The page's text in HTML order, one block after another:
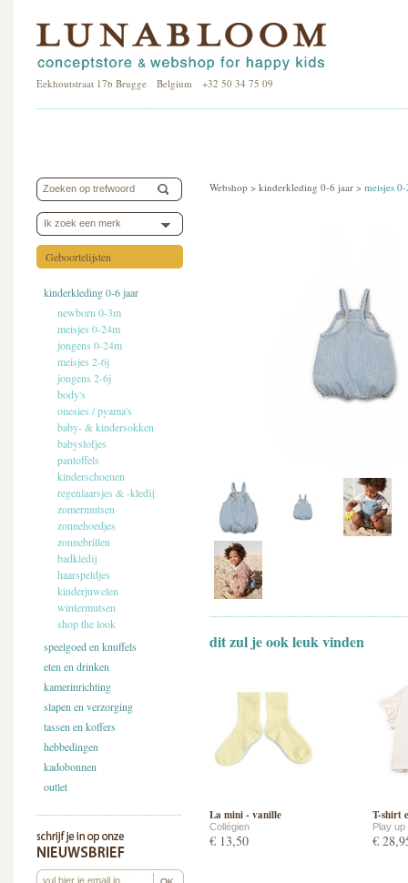
Eekhoutstraat 17b Brugge Belgium +32 50 34 75 09
Ik zoek een merk
Geboortelijsten
kinderkleding 0-6 jaar
newborn 0-3m
meisjes 0-24m
jongens 0-24m
meisjes 2-6j
jongens 2-6j
body's
onesies / pyama's
baby- & kindersokken
babyslofjes
pantoffels
kinderschoenen
regenlaarsjes & -kledij
zomermutsen
zonnehoedjes
zonnebrillen
badkledij
haarspeldjes
kinderjuwelen
wintermutsen
shop the look
speelgoed en knuffels
eten en drinken
kamerinrichting
slapen en verzorging
tassen en koffers
hebbedingen
kadobonnen
outlet
Webshop > kinderkleding 0-6 jaar > meisjes
dit zul je ook leuk vinden
La mini - vanille
Collégien
€ 13,50
T-shirt
Play up
€